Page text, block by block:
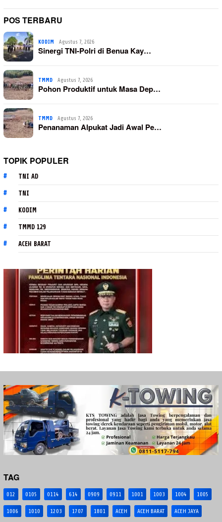
POS TERBARU
KODIM Agustus 7, 2026
Sinergi TNI-Polri di Benua Kay…
TMMD Agustus 7, 2026
Pohon Produktif untuk Masa Dep…
TMMD Agustus 7, 2026
Penanaman Alpukat Jadi Awal Pe…
TOPIK POPULER
TNI AD
TNI
KODIM
TMMD 129
ACEH BARAT
TAG
012 0105 0114 614 0909 0911 1001 1003 1004 1005
1006 1010 1203 1707 1801 ACEH ACEH BARAT ACEH JAYA